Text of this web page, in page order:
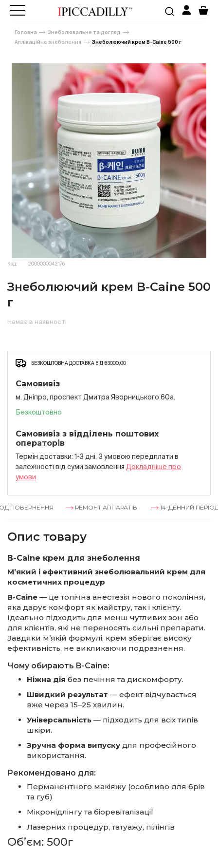
Головна
Знеболювальне та догляд
Аплікаційне знеболення
Знеболюючий крем B-Caine 500 г
Код: 2000000042176
Знеболюючий крем B-Caine 500
г
Немає в наявності
БЕЗКОШТОВНА ДОСТАВКА ВІД ₴3000,00
Самовивіз
м. Дніпро, проспект Дмитра Яворницького 60а.
Безкоштовно
Самовивіз з відділень поштових
операторів
Термін доставки: 1-3 дні. З умовою передплати в
залежностi вiд суми замовлення Докладнiше про
умови
ПОВЕРНЕННЯ РЕМОНТ АППАРАТІВ 14-ДЕННИЙ ПЕРІОД
Опис товару
B-Caine крем для знеболення
М’який і ефективний знеболювальний крем для
косметичних процедур
B-Caine — це топічна анестезія нового покоління,
яка дарує комфорт як майстру, так і клієнту.
Ідеально підходить для менш чутливих зон або
для клієнтів, які не переносять сильні препарати.
Завдяки м’якій формулі, крем зберігає високу
ефективність, не викликаючи подразнення.
Чому обирають B-Caine:
Ніжна дія без печіння та дискомфорту.
Швидкий результат — ефект відчувається
вже через 15–25 хвилин.
Універсальність — підходить для всіх типів
шкіри.
Зручна форма випуску для професійного
використання.
Рекомендовано для:
Перманентного макіяжу (особливо для брів
та губ)
Мікронідлінгу та біоревіталізації
Лазерних процедур, татуажу, пілінгів
Об’єм: 500г